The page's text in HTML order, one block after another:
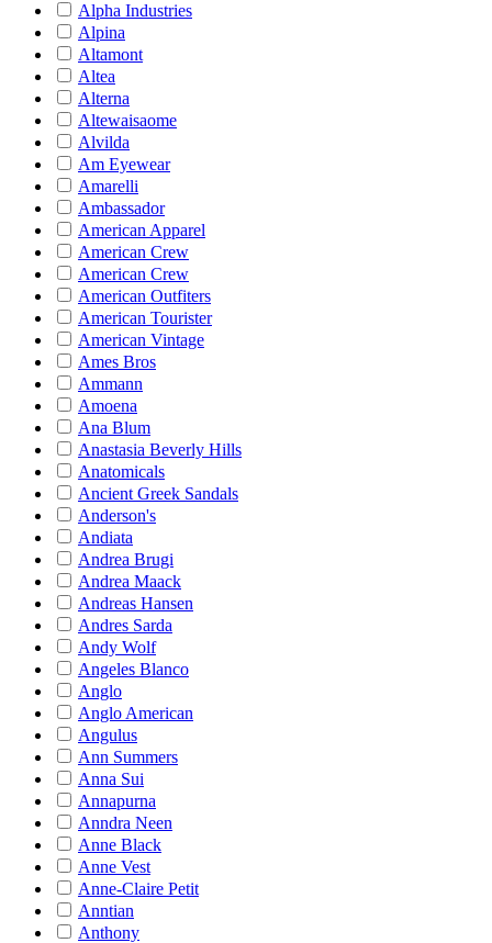
Alpha Industries
Alpina
Altamont
Altea
Alterna
Altewaisaome
Alvilda
Am Eyewear
Amarelli
Ambassador
American Apparel
American Crew
American Crew
American Outfiters
American Tourister
American Vintage
Ames Bros
Ammann
Amoena
Ana Blum
Anastasia Beverly Hills
Anatomicals
Ancient Greek Sandals
Anderson's
Andiata
Andrea Brugi
Andrea Maack
Andreas Hansen
Andres Sarda
Andy Wolf
Angeles Blanco
Anglo
Anglo American
Angulus
Ann Summers
Anna Sui
Annapurna
Anndra Neen
Anne Black
Anne Vest
Anne-Claire Petit
Anntian
Anthony